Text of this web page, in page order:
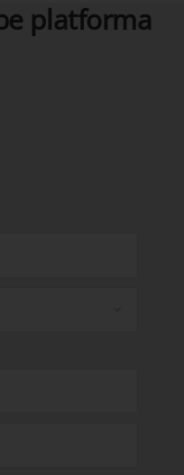
platforma